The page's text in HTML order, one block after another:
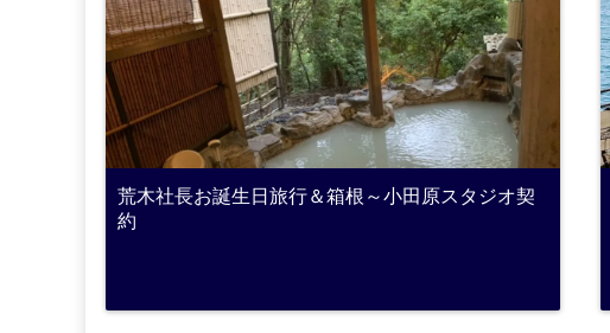
荒木社長お誕生日旅行＆箱根～小田原スタジオ契
約